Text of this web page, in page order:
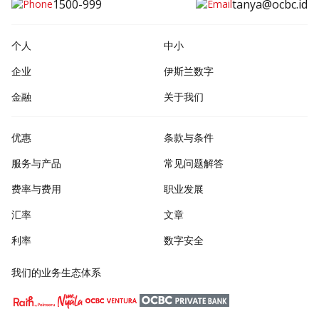
1500-999 tanya@ocbc.id
个人
中小
企业
伊斯兰数字
金融
关于我们
优惠
服务与产品
费率与费用
汇率
利率
条款与条件
常见问题解答
职业发展
文章
数字安全
我们的业务生态体系